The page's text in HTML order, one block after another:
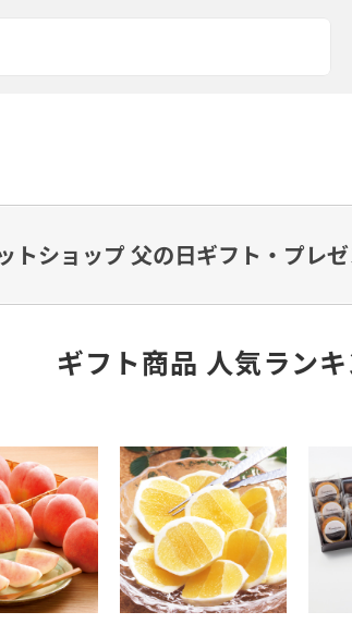
トショップ 父の日ギフト・プレゼ
ギフト商品 人気ラン